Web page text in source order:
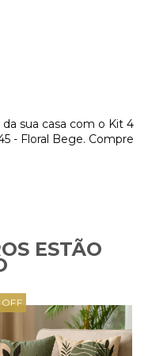
sua casa com o Kit 4
- Floral Bege. Compre
ESTÃO
OFF